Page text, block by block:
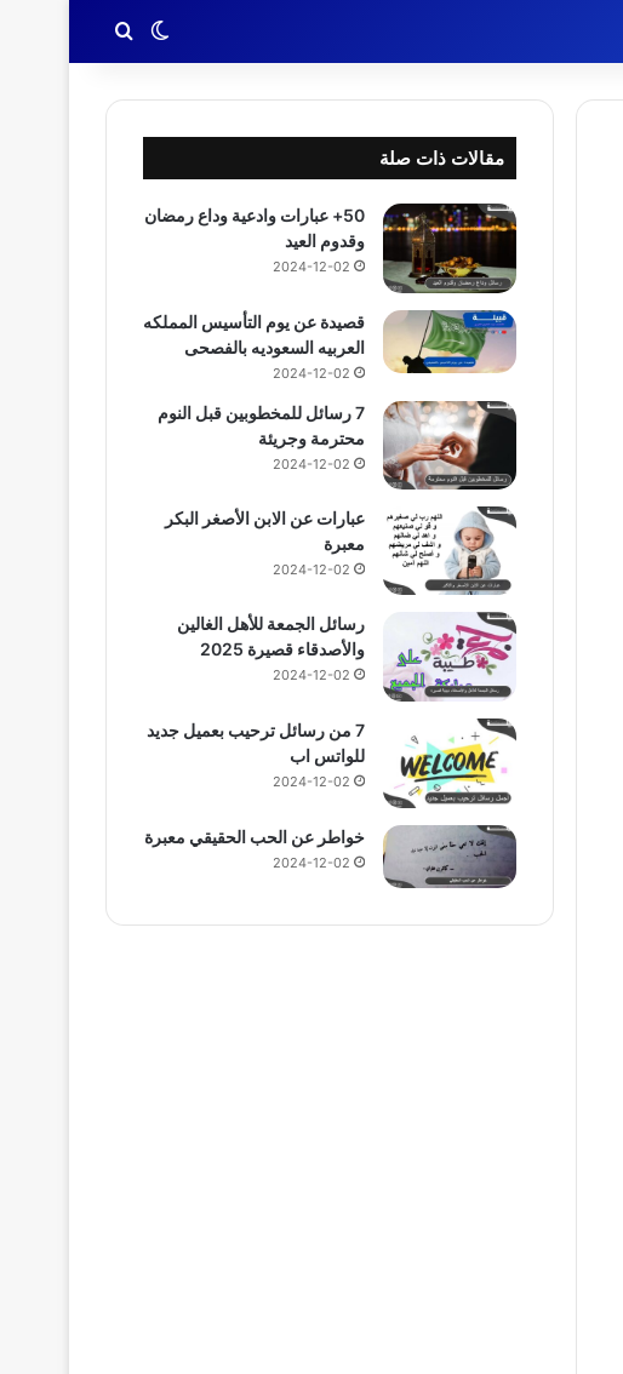
الوضع المظلم
بحث عن
مقالات ذات صلة
50+ عبارات وادعية وداع رمضان
وقدوم العيد
2024-12-02
قصيدة عن يوم التأسيس المملكه
العربيه السعوديه بالفصحى
2024-12-02
7 رسائل للمخطوبين قبل النوم
محترمة وجريئة
2024-12-02
عبارات عن الابن الأصغر البكر
معبرة
2024-12-02
رسائل الجمعة للأهل الغالين
والأصدقاء قصيرة 2025
2024-12-02
7 من رسائل ترحيب بعميل جديد
للواتس اب
2024-12-02
خواطر عن الحب الحقيقي معبرة
2024-12-02